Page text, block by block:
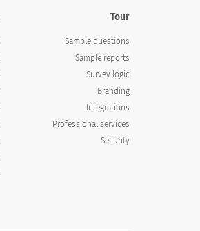
Tour
Sample questions
Sample reports
Survey logic
Branding
Integrations
Professional services
Security